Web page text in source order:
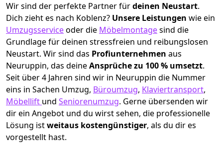
Wir sind der perfekte Partner fürdeinen Neustart.
Dich zieht es nach Koblenz? Unsere Leistungen wie ein
Umzugsserviceoder die Möbelmontagesind die
Grundlage für deinen stressfreien und reibungslosen
Neustart. Wir sind das Profiunternehmen aus
Neuruppin, das deineAnsprüche zu 100 % umsetzt.
Seit über 4 Jahren sind wir in Neuruppin die Nummer
eins in Sachen Umzug, Büroumzug, Klaviertransport,
Möbellift und Seniorenumzug. Gerne übersenden wir
dir ein Angebot und du wirst sehen, die professionelle
Lösung istweitaus kostengünstiger, als du dir es
vorgestellt hast.